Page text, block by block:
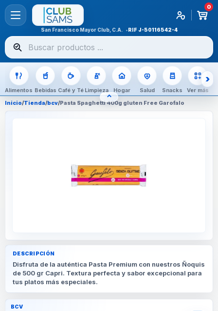
0
San Francisco Mayor Club, C.A. RIF J-50116542-4
Buscar
productos
Alimentos Bebidas Café y Té Limpieza Hogar Salud Snacks Ver más
⌃OCULTAR CATEGORÍAS
Inicio/Tienda/bcv/Pasta Spaghetti 400g gluten Free Garofalo
DESCRIPCIÓN
Disfruta de la auténtica Pasta Premium con nuestros Ñoquis
de 500 gr Capri. Textura perfecta y sabor excepcional para
tus platos más especiales.
BCV